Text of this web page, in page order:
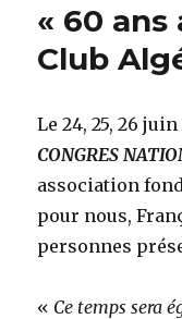
enfin,
« 60 ans
Club
Le 24, 25, 26
CONGRES
association
pour nous,
personnes
« Ce temps sera